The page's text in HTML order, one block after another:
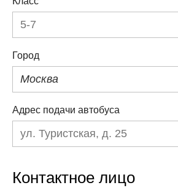
Город
Москва
Адрес подачи автобуса
Контактное лицо